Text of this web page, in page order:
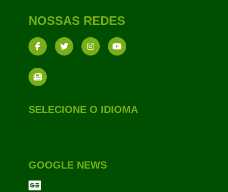
NOSSAS REDES
SELECIONE O IDIOMA
GOOGLE NEWS